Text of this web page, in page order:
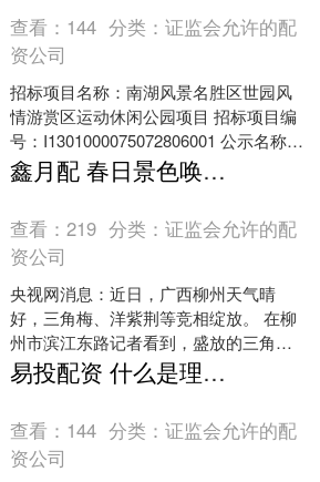
查看： 144 分类：证监会允许的配
资公司
招标项目名称：南湖风景名胜区世园风
情游赏区运动休闲公园项目 招标项目编
号：I1301000075072806001 公示名称：
南湖风景名胜区世园风情游赏区运动
休....
鑫月配 春日景色唤醒&#32;“美丽经济”&#32;赏花游成为农文旅消费新热点
查看：219 分类：证监会允许的配
资公司
央视网消息：近日，广西柳州天气晴
好，三角梅、洋紫荆等竞相绽放。 在柳
州市滨江东路记者看到，盛放的三角梅
沿着步道两侧铺展，红浪翻涌、美不胜
收。在潭中东路，深浅交织....
易投配资 什么是理想的八字组合——风水命理师王镜海
查看： 144 分类：证监会允许的配
资公司